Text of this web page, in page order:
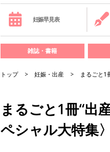
妊娠早見表
雑誌・書籍
トップ 妊娠・出産 まるごと1
まるごと1冊“出
ペシャル大特集